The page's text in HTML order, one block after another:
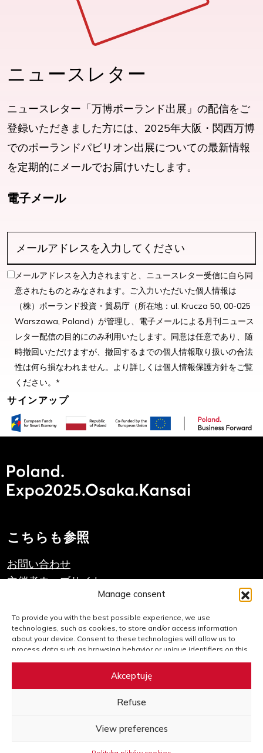
Manage consent
To provide you with the best possible experience, we use
technologies, such as cookies, to store and/or access information
about your device. Consent to these technologies will allow us to
process data such as browsing behavior or unique identifiers on this
affect certain features and functions.
Akceptuję
Refuse
View preferences
ニュースレター
ニュースレター「万博ポーランド出展」の配信をご
登録いただきました方には、2025年大阪・関西万博
でのポーランドパビリオン出展についての最新情報
を定期的にメールでお届けいたします。
電子メール
メールアドレスを入力されますと、ニュースレター受信に自ら同
意されたものとみなされます。ご入力いただいた個人情報は
（株）ポーランド投資・貿易庁（所在地：ul. Krucza 50, 00-025
Warszawa, Poland）が管理し、電子メールによる月刊ニュース
レター配信の目的にのみ利用いたします。同意は任意であり、随
時撤回いただけますが、撤回するまでの個人情報取り扱いの合法
性は何ら損なわれません。より詳しくは個人情報保護方針をご覧
ください。*
こちらも参照
お問い合わせ
主催者ウェブサイト
PAIHのウェブサイト
重要なリンク
クッキーポリシー